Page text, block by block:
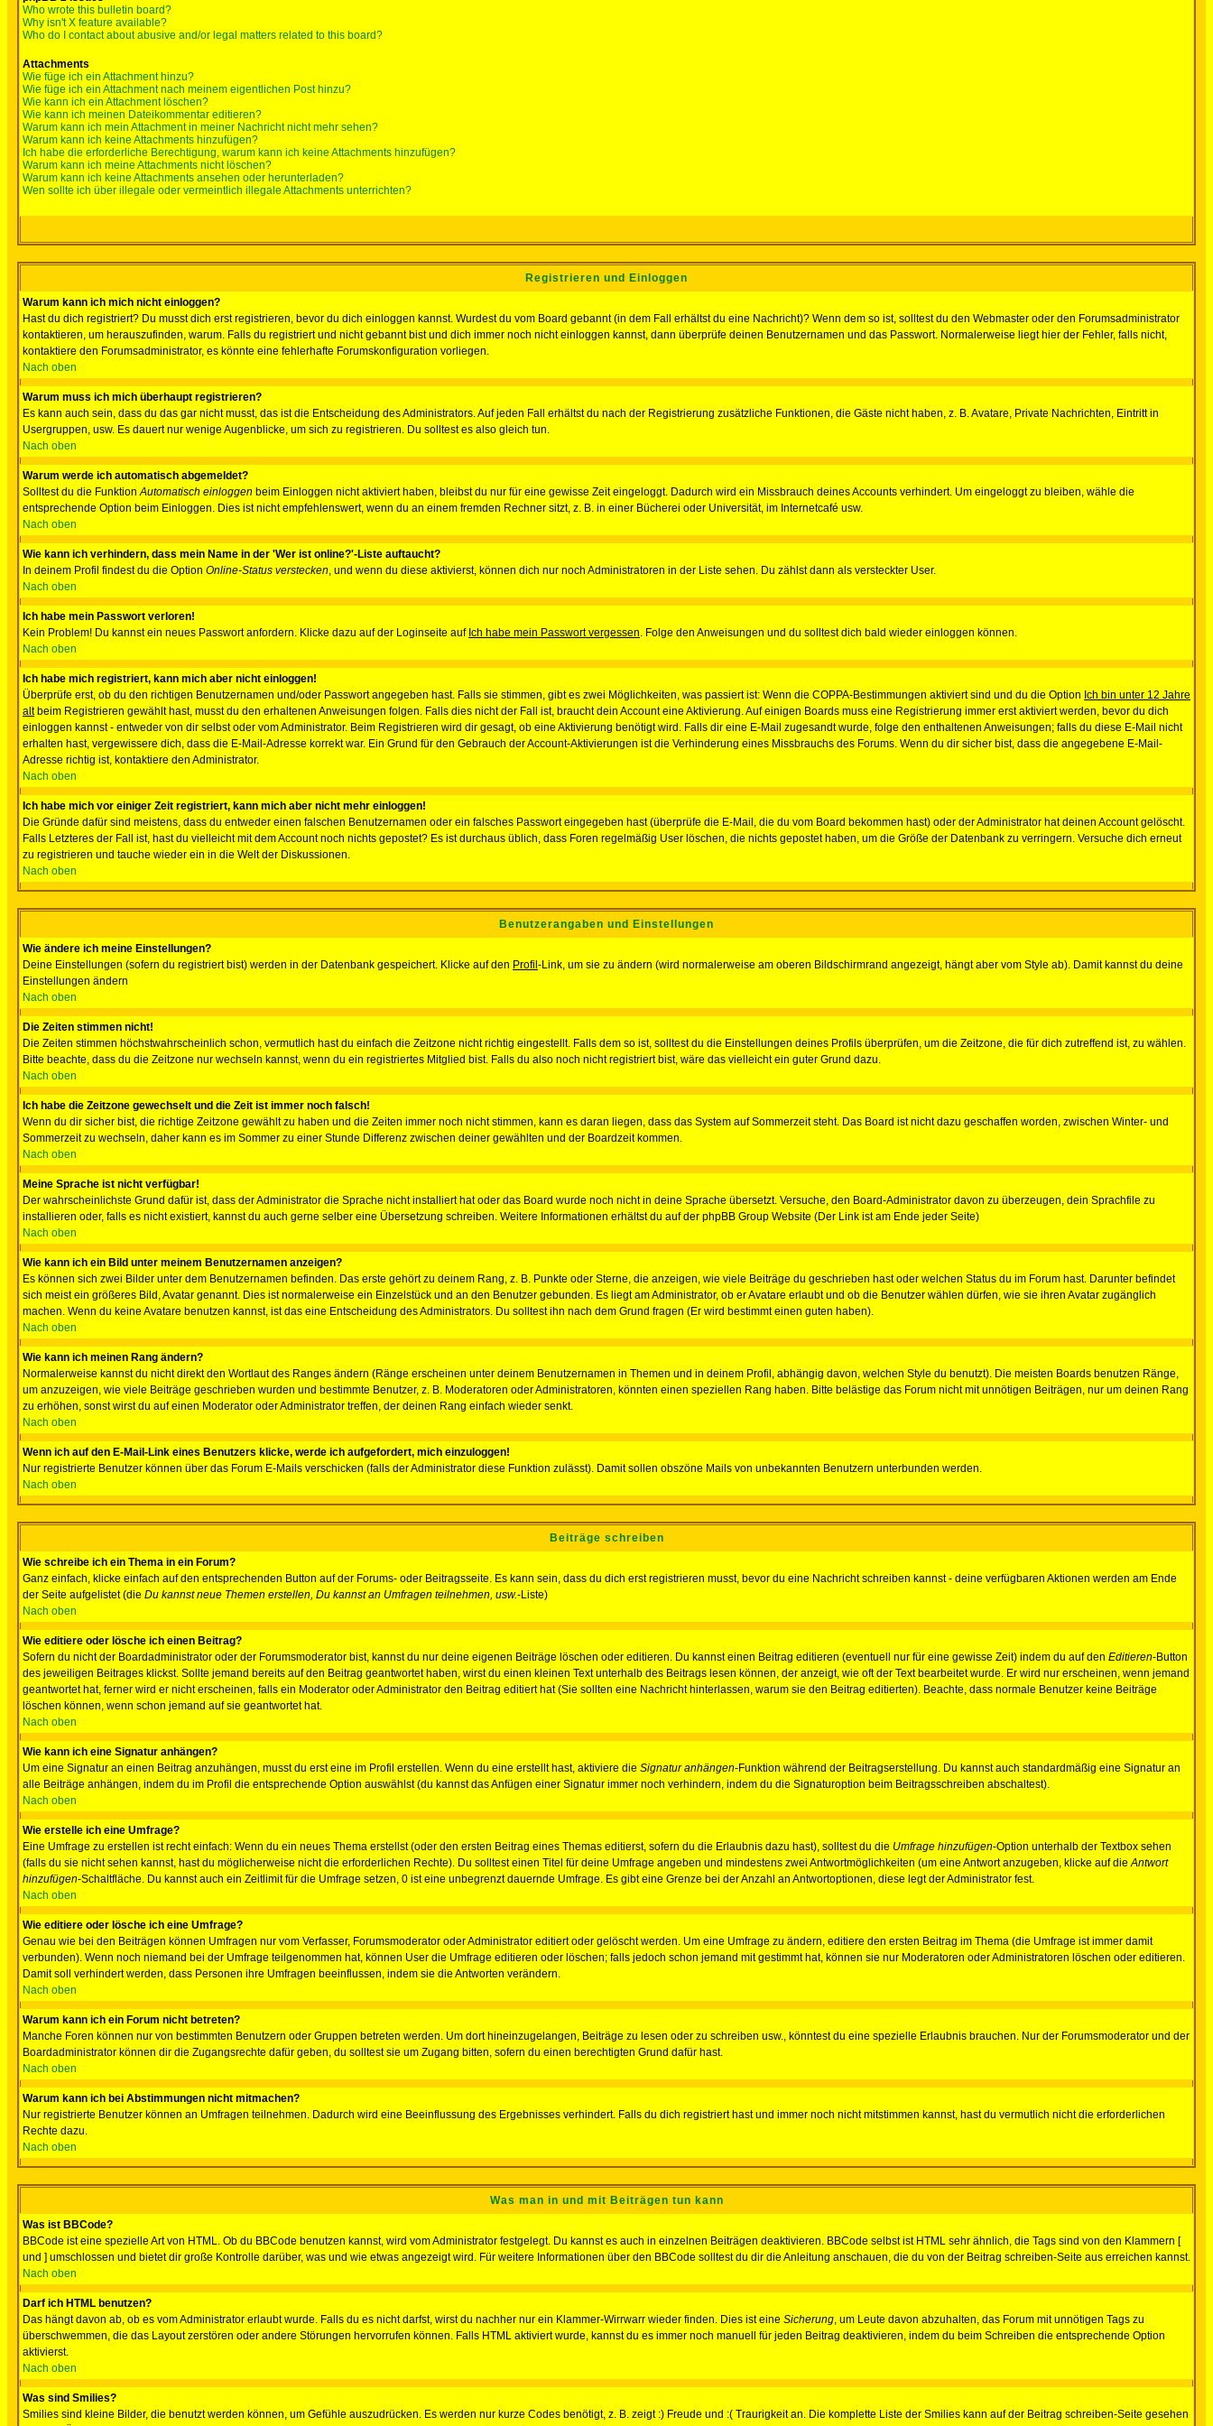
Who wrote this bulletin board?
Why isn't X feature available?
Who do I contact about abusive and/or legal matters related to this board?
Attachments
Wie füge ich ein Attachment hinzu?
Wie füge ich ein Attachment nach meinem eigentlichen Post hinzu?
Wie kann ich ein Attachment löschen?
Wie kann ich meinen Dateikommentar editieren?
Warum kann ich mein Attachment in meiner Nachricht nicht mehr sehen?
Warum kann ich keine Attachments hinzufügen?
Ich habe die erforderliche Berechtigung, warum kann ich keine Attachments hinzufügen?
Warum kann ich meine Attachments nicht löschen?
Warum kann ich keine Attachments ansehen oder herunterladen?
Wen sollte ich über illegale oder vermeintlich illegale Attachments unterrichten?
Registrieren und Einloggen
Warum kann ich mich nicht einloggen?
Hast du dich registriert? Du musst dich erst registrieren, bevor du dich einloggen kannst. Wurdest du vom Board gebannt (in dem Fall erhältst du eine Nachricht)? Wenn dem so ist, solltest du den Webmaster oder den Forumsadministrator
kontaktieren, um herauszufinden, warum. Falls du registriert und nicht gebannt bist und dich immer noch nicht einloggen kannst, dann überprüfe deinen Benutzernamen und das Passwort. Normalerweise liegt hier der Fehler, falls nicht,
kontaktiere den Forumsadministrator, es könnte eine fehlerhafte Forumskonfiguration vorliegen.
Nach oben
Warum muss ich mich überhaupt registrieren?
Es kann auch sein, dass du das gar nicht musst, das ist die Entscheidung des Administrators. Auf jeden Fall erhältst du nach der Registrierung zusätzliche Funktionen, die Gäste nicht haben, z. B. Avatare, Private Nachrichten, Eintritt in
Usergruppen, usw. Es dauert nur wenige Augenblicke, um sich zu registrieren. Du solltest es also gleich tun.
Nach oben
Warum werde ich automatisch abgemeldet?
Solltest du die FunktionAutomatisch einloggen beim Einloggen nicht aktiviert haben, bleibst du nur für eine gewisse Zeit eingeloggt. Dadurch wird ein Missbrauch deines Accounts verhindert. Um eingeloggt zu bleiben, wähle die
entsprechende Option beim Einloggen. Dies ist nicht empfehlenswert, wenn du an einem fremden Rechner sitzt, z. B. in einer Bücherei oder Universität, im Internetcafé usw.
Nach oben
Wie kann ich verhindern, dass mein Name in der 'Wer ist online?'-Liste auftaucht?
In deinem Profil findest du die Option Online-Status verstecken, und wenn du diese aktivierst, können dich nur noch Administratoren in der Liste sehen. Du zählst dann als versteckter User.
Nach oben
Ich habe mein Passwort verloren!
Kein Problem! Du kannst ein neues Passwort anfordern. Klicke dazu auf der Loginseite auf Ich habe mein Passwort vergessen. Folge den Anweisungen und du solltest dich bald wieder einloggen können.
Nach oben
Ich habe mich registriert, kann mich aber nicht einloggen!
Überprüfe erst, ob du den richtigen Benutzernamen und/oder Passwort angegeben hast. Falls sie stimmen, gibt es zwei Möglichkeiten, was passiert ist: Wenn die COPPA-Bestimmungen aktiviert sind und du die Option Ich bin unter 12 Jahre
altbeim Registrieren gewählt hast, musst du den erhaltenen Anweisungen folgen. Falls dies nicht der Fall ist, braucht dein Account eine Aktivierung. Auf einigen Boards muss eine Registrierung immer erst aktiviert werden, bevor du dich
einloggen kannst - entweder von dir selbst oder vom Administrator. Beim Registrieren wird dir gesagt, ob eine Aktivierung benötigt wird. Falls dir eine E-Mail zugesandt wurde, folge den enthaltenen Anweisungen; falls du diese E-Mail nicht
erhalten hast, vergewissere dich, dass die E-Mail-Adresse korrekt war. Ein Grund für den Gebrauch der Account-Aktivierungen ist die Verhinderung eines Missbrauchs des Forums. Wenn du dir sicher bist, dass die angegebene E-Mail-
Adresse richtig ist, kontaktiere den Administrator.
Nach oben
Ich habe mich vor einiger Zeit registriert, kann mich aber nicht mehr einloggen!
Die Gründe dafür sind meistens, dass du entweder einen falschen Benutzernamen oder ein falsches Passwort eingegeben hast (überprüfe die E-Mail, die du vom Board bekommen hast) oder der Administrator hat deinen Account gelöscht.
Falls Letzteres der Fall ist, hast du vielleicht mit dem Account noch nichts gepostet? Es ist durchaus üblich, dass Foren regelmäßig User löschen, die nichts gepostet haben, um die Größe der Datenbank zu verringern. Versuche dich erneut
zu registrieren und tauche wieder ein in die Welt der Diskussionen.
Nach oben
Benutzerangaben und Einstellungen
Wie ändere ich meine Einstellungen?
Deine Einstellungen (sofern du registriert bist) werden in der Datenbank gespeichert. Klicke auf den Profil -Link, um sie zu ändern (wird normalerweise am oberen Bildschirmrand angezeigt, hängt aber vom Style ab). Damit kannst du deine
Einstellungen ändern
Nach oben
Die Zeiten stimmen nicht!
Die Zeiten stimmen höchstwahrscheinlich schon, vermutlich hast du einfach die Zeitzone nicht richtig eingestellt. Falls dem so ist, solltest du die Einstellungen deines Profils überprüfen, um die Zeitzone, die für dich zutreffend ist, zu wählen.
Bitte beachte, dass du die Zeitzone nur wechseln kannst, wenn du ein registriertes Mitglied bist. Falls du also noch nicht registriert bist, wäre das vielleicht ein guter Grund dazu.
Nach oben
Ich habe die Zeitzone gewechselt und die Zeit ist immer noch falsch!
Wenn du dir sicher bist, die richtige Zeitzone gewählt zu haben und die Zeiten immer noch nicht stimmen, kann es daran liegen, dass das System auf Sommerzeit steht. Das Board ist nicht dazu geschaffen worden, zwischen Winter- und
Sommerzeit zu wechseln, daher kann es im Sommer zu einer Stunde Differenz zwischen deiner gewählten und der Boardzeit kommen.
Nach oben
Meine Sprache ist nicht verfügbar!
Der wahrscheinlichste Grund dafür ist, dass der Administrator die Sprache nicht installiert hat oder das Board wurde noch nicht in deine Sprache übersetzt. Versuche, den Board-Administrator davon zu überzeugen, dein Sprachfile zu
installieren oder, falls es nicht existiert, kannst du auch gerne selber eine Übersetzung schreiben. Weitere Informationen erhältst du auf der phpBB Group Website (Der Link ist am Ende jeder Seite)
Nach oben
Wie kann ich ein Bild unter meinem Benutzernamen anzeigen?
Es können sich zwei Bilder unter dem Benutzernamen befinden. Das erste gehört zu deinem Rang, z. B. Punkte oder Sterne, die anzeigen, wie viele Beiträge du geschrieben hast oder welchen Status du im Forum hast. Darunter befindet
sich meist ein größeres Bild, Avatar genannt. Dies ist normalerweise ein Einzelstück und an den Benutzer gebunden. Es liegt am Administrator, ob er Avatare erlaubt und ob die Benutzer wählen dürfen, wie sie ihren Avatar zugänglich
machen. Wenn du keine Avatare benutzen kannst, ist das eine Entscheidung des Administrators. Du solltest ihn nach dem Grund fragen (Er wird bestimmt einen guten haben).
Nach oben
Wie kann ich meinen Rang ändern?
Normalerweise kannst du nicht direkt den Wortlaut des Ranges ändern (Ränge erscheinen unter deinem Benutzernamen in Themen und in deinem Profil, abhängig davon, welchen Style du benutzt). Die meisten Boards benutzen Ränge,
um anzuzeigen, wie viele Beiträge geschrieben wurden und bestimmte Benutzer, z. B. Moderatoren oder Administratoren, könnten einen speziellen Rang haben. Bitte belästige das Forum nicht mit unnötigen Beiträgen, nur um deinen Rang
zu erhöhen, sonst wirst du auf einen Moderator oder Administrator treffen, der deinen Rang einfach wieder senkt.
Nach oben
Wenn ich auf den E-Mail-Link eines Benutzers klicke, werde ich aufgefordert, mich einzuloggen!
Nur registrierte Benutzer können über das Forum E-Mails verschicken (falls der Administrator diese Funktion zulässt). Damit sollen obszöne Mails von unbekannten Benutzern unterbunden werden.
Nach oben
Beiträge schreiben
Wie schreibe ich ein Thema in ein Forum?
Ganz einfach, klicke einfach auf den entsprechenden Button auf der Forums- oder Beitragsseite. Es kann sein, dass du dich erst registrieren musst, bevor du eine Nachricht schreiben kannst - deine verfügbaren Aktionen werden am Ende
der Seite aufgelistet (die Du kannst neue Themen erstellen, Du kannst an Umfragen teilnehmen, usw.-Liste)
Nach oben
Wie editiere oder lösche ich einen Beitrag?
Sofern du nicht der Boardadministrator oder der Forumsmoderator bist, kannst du nur deine eigenen Beiträge löschen oder editieren. Du kannst einen Beitrag editieren (eventuell nur für eine gewisse Zeit) indem du auf den Editieren-Button
des jeweiligen Beitrages klickst. Sollte jemand bereits auf den Beitrag geantwortet haben, wirst du einen kleinen Text unterhalb des Beitrags lesen können, der anzeigt, wie oft der Text bearbeitet wurde. Er wird nur erscheinen, wenn jemand
geantwortet hat, ferner wird er nicht erscheinen, falls ein Moderator oder Administrator den Beitrag editiert hat (Sie sollten eine Nachricht hinterlassen, warum sie den Beitrag editierten). Beachte, dass normale Benutzer keine Beiträge
löschen können, wenn schon jemand auf sie geantwortet hat.
Nach oben
Wie kann ich eine Signatur anhängen?
Um eine Signatur an einen Beitrag anzuhängen, musst du erst eine im Profil erstellen. Wenn du eine erstellt hast, aktiviere die Signatur anhängen-Funktion während der Beitragserstellung. Du kannst auch standardmäßig eine Signatur an
alle Beiträge anhängen, indem du im Profil die entsprechende Option auswählst (du kannst das Anfügen einer Signatur immer noch verhindern, indem du die Signaturoption beim Beitragsschreiben abschaltest).
Nach oben
Wie erstelle ich eine Umfrage?
Eine Umfrage zu erstellen ist recht einfach: Wenn du ein neues Thema erstellst (oder den ersten Beitrag eines Themas editierst, sofern du die Erlaubnis dazu hast), solltest du die Umfrage hinzufügen-Option unterhalb der Textbox sehen
(falls du sie nicht sehen kannst, hast du möglicherweise nicht die erforderlichen Rechte). Du solltest einen Titel für deine Umfrage angeben und mindestens zwei Antwortmöglichkeiten (um eine Antwort anzugeben, klicke auf dieAntwort
hinzufügen-Schaltfläche. Du kannst auch ein Zeitlimit für die Umfrage setzen, 0 ist eine unbegrenzt dauernde Umfrage. Es gibt eine Grenze bei der Anzahl an Antwortoptionen, diese legt der Administrator fest.
Nach oben
Wie editiere oder lösche ich eine Umfrage?
Genau wie bei den Beiträgen können Umfragen nur vom Verfasser, Forumsmoderator oder Administrator editiert oder gelöscht werden. Um eine Umfrage zu ändern, editiere den ersten Beitrag im Thema (die Umfrage ist immer damit
verbunden). Wenn noch niemand bei der Umfrage teilgenommen hat, können User die Umfrage editieren oder löschen; falls jedoch schon jemand mit gestimmt hat, können sie nur Moderatoren oder Administratoren löschen oder editieren.
Damit soll verhindert werden, dass Personen ihre Umfragen beeinflussen, indem sie die Antworten verändern.
Nach oben
Warum kann ich ein Forum nicht betreten?
Manche Foren können nur von bestimmten Benutzern oder Gruppen betreten werden. Um dort hineinzugelangen, Beiträge zu lesen oder zu schreiben usw., könntest du eine spezielle Erlaubnis brauchen. Nur der Forumsmoderator und der
Boardadministrator können dir die Zugangsrechte dafür geben, du solltest sie um Zugang bitten, sofern du einen berechtigten Grund dafür hast.
Nach oben
Warum kann ich bei Abstimmungen nicht mitmachen?
Nur registrierte Benutzer können an Umfragen teilnehmen. Dadurch wird eine Beeinflussung des Ergebnisses verhindert. Falls du dich registriert hast und immer noch nicht mitstimmen kannst, hast du vermutlich nicht die erforderlichen
Rechte dazu.
Nach oben
Was man in und mit Beiträgen tun kann
Was ist BBCode?
BBCode ist eine spezielle Art von HTML. Ob du BBCode benutzen kannst, wird vom Administrator festgelegt. Du kannst es auch in einzelnen Beiträgen deaktivieren. BBCode selbst ist HTML sehr ähnlich, die Tags sind von den Klammern [
und ] umschlossen und bietet dir große Kontrolle darüber, was und wie etwas angezeigt wird. Für weitere Informationen über den BBCode solltest du dir die Anleitung anschauen, die du von der Beitrag schreiben-Seite aus erreichen kannst.
Nach oben
Darf ich HTML benutzen?
Das hängt davon ab, ob es vom Administrator erlaubt wurde. Falls du es nicht darfst, wirst du nachher nur ein Klammer-Wirrwarr wieder finden. Dies ist eine Sicherung, um Leute davon abzuhalten, das Forum mit unnötigen Tags zu
überschwemmen, die das Layout zerstören oder andere Störungen hervorrufen können. Falls HTML aktiviert wurde, kannst du es immer noch manuell für jeden Beitrag deaktivieren, indem du beim Schreiben die entsprechende Option
aktivierst.
Nach oben
Was sind Smilies?
Smilies sind kleine Bilder, die benutzt werden können, um Gefühle auszudrücken. Es werden nur kurze Codes benötigt, z. B. zeigt :) Freude und :( Traurigkeit an. Die komplette Liste der Smilies kann auf der Beitrag schreiben-Seite gesehen